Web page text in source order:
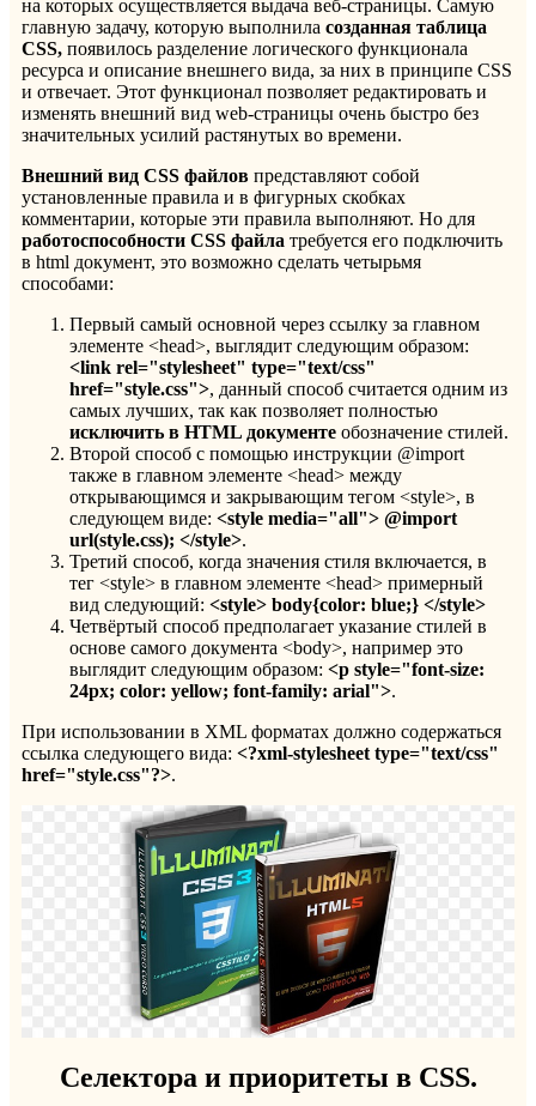
на которых осуществляется выдача веб-страницы. Самую
главную задачу, которую выполнила созданная таблица
CSS, появилось разделение логического функционала
ресурса и описание внешнего вида, за них в принципе CSS
и отвечает. Этот функционал позволяет редактировать и
изменять внешний вид web-страницы очень быстро без
значительных усилий растянутых во времени.
Внешний вид CSS файлов представляют собой
установленные правила и в фигурных скобках
комментарии, которые эти правила выполняют. Но для
работоспособности CSS файла требуется его подключить
в html документ, это возможно сделать четырьмя
способами:
Первый самый основной через ссылку за главном
элементе <head>, выглядит следующим образом:
<link rel="stylesheet" type="text/css"
href="style.css">, данный способ считается одним из
самых лучших, так как позволяет полностью
исключить в HTML документе обозначение стилей.
Второй способ с помощью инструкции @import
также в главном элементе <head> между
открывающимся и закрывающим тегом <style>, в
следующем виде: <style media="all"> @import
url(style.css); </style>.
Третий способ, когда значения стиля включается, в
тег <style> в главном элементе <head> примерный
вид следующий: <style> body{color: blue;} </style>
Четвёртый способ предполагает указание стилей в
основе самого документа <body>, например это
выглядит следующим образом: <p style="font-size:
24px; color: yellow; font-family: arial">.
При использовании в XML форматах должно содержаться
ссылка следующего вида: <?xml-stylesheet type="text/css"
href="style.css"?>.
Селектора и приоритеты в CSS.